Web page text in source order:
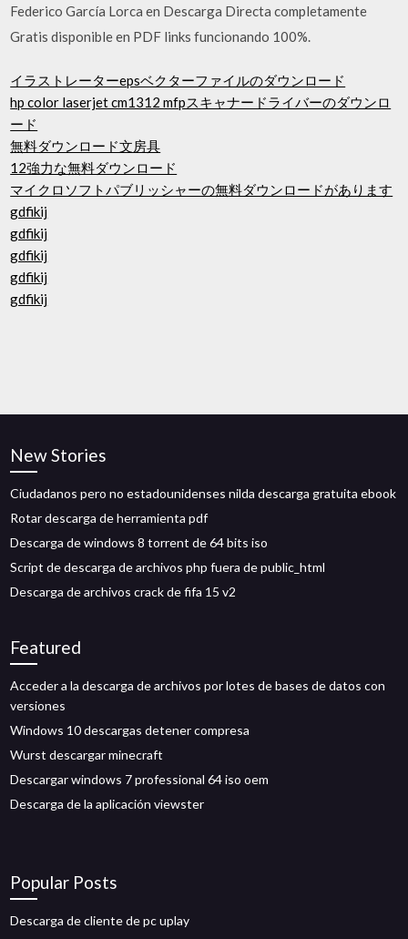
Federico García Lorca en Descarga Directa completamente
Gratis disponible en PDF links funcionando 100%.
イラストレーターepsベクターファイルのダウンロード
hp color laserjet cm1312 mfpスキャナードライバーのダウンロ
ード
無料ダウンロード文房具
12強力な無料ダウンロード
マイクロソフトパブリッシャーの無料ダウンロードがあります
gdfikij
gdfikij
gdfikij
gdfikij
gdfikij
New Stories
Ciudadanos pero no estadounidenses nilda descarga gratuita ebook
Rotar descarga de herramienta pdf
Descarga de windows 8 torrent de 64 bits iso
Script de descarga de archivos php fuera de public_html
Descarga de archivos crack de fifa 15 v2
Featured
Acceder a la descarga de archivos por lotes de bases de datos con
versiones
Windows 10 descargas detener compresa
Wurst descargar minecraft
Descargar windows 7 professional 64 iso oem
Descarga de la aplicación viewster
Popular Posts
Descarga de cliente de pc uplay